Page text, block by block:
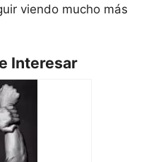
viendo mucho más
Interesar